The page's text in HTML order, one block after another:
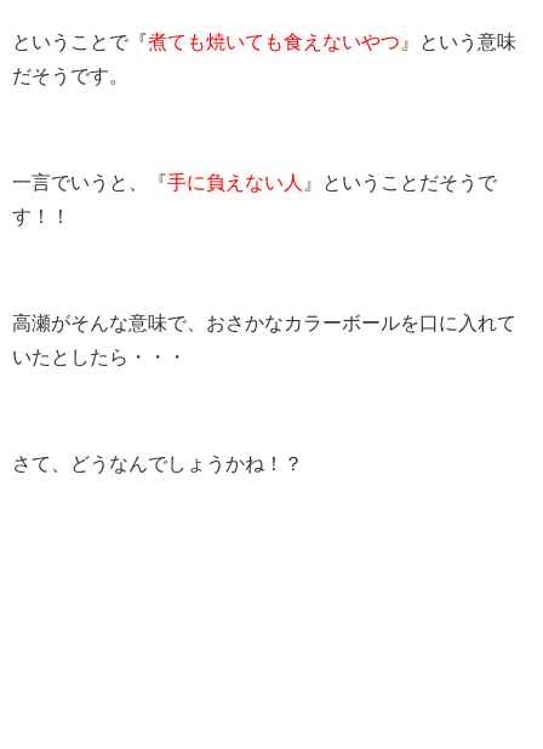
ということで『煮ても焼いても食えないやつ 』という意味
だそうです。
一言でいうと、『手に負えない人 』ということだそうで
す！！
高瀬がそんな意味で、おさかなカラーボールを口に入れて
いたとしたら・・・
さて、どうなんでしょうかね！？